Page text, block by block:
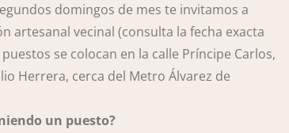
domingos de mes te invitamos a
artesanal vecinal (consulta la fecha exacta
se colocan en la calle Príncipe Carlos,
Herrera, cerca del Metro Álvarez de
un puesto?